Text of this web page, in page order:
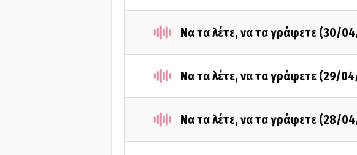
Να τα λέτε, να τα γράφετε (30/
Να τα λέτε, να τα γράφετε (29/
Να τα λέτε, να τα γράφετε (28/